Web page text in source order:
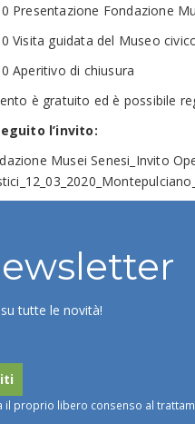
Presentazione Fondazione
Visita guidata del Museo
Aperitivo di chiusura
è gratuito ed è possibile
l’invito:
Musei Senesi_Invito
tutte le novità!
proprio libero consenso al